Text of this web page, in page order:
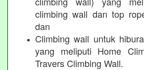
climbing wall dan top
dan
Climbing wall untuk
yang meliputi Home
Travers Climbing Wall.